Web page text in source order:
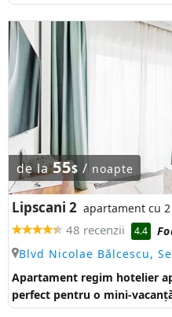
de la55$ / noapte
Lipscani 2 apartament cu
48 recenzii 4.4
Blvd Nicolae Bălcescu,
Apartament regim hotelier
perfect pentru o mini-